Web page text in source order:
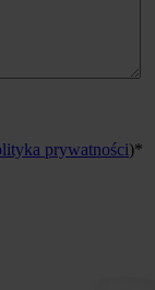
prywatności)*